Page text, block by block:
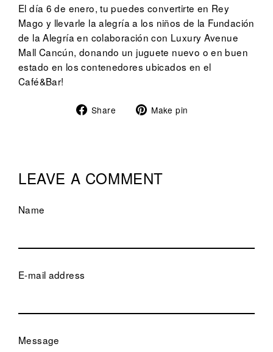
El día 6 de enero, tu puedes convertirte en Rey
Mago y llevarle la alegría a los niños de la Fundación
de la Alegría en colaboración con Luxury Avenue
Mall Cancún, donando un juguete nuevo o en buen
estado en los contenedores ubicados en el
Café&Bar!
Share
Share Make pin
LEAVE A COMMENT
Name
E-mail address
Message